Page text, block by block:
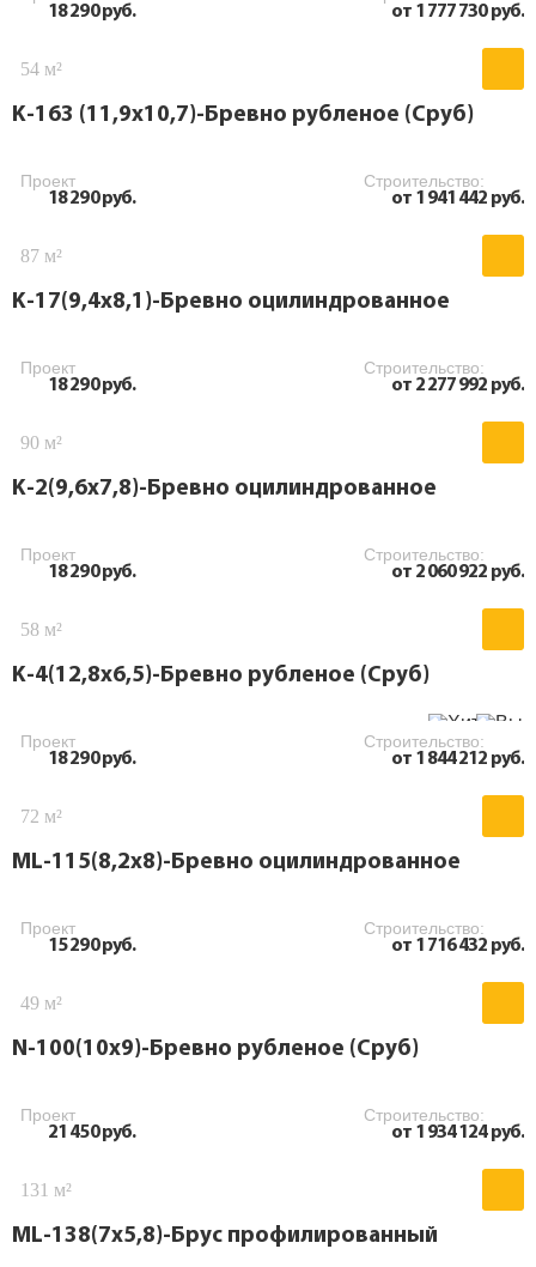
18 290 руб.
от 1 777 730 руб.
54 м²
K-163 (11,9х10,7)-Бревно рубленое (Сруб)
Проект
18 290 руб.
Строительство:
от 1 941 442 руб.
87 м²
K-17(9,4х8,1)-Бревно оцилиндрованное
Проект
18 290 руб.
Строительство:
от 2 277 992 руб.
90 м²
K-2(9,6х7,8)-Бревно оцилиндрованное
Проект
18 290 руб.
Строительство:
от 2 060 922 руб.
58 м²
K-4(12,8х6,5)-Бревно рубленое (Сруб)
Проект
18 290 руб.
Строительство:
от 1 844 212 руб.
72 м²
ML-115(8,2х8)-Бревно оцилиндрованное
Проект
15 290 руб.
Строительство:
от 1 716 432 руб.
49 м²
N-100(10х9)-Бревно рубленое (Сруб)
Проект
21 450 руб.
Строительство:
от 1 934 124 руб.
131 м²
ML-138(7х5,8)-Брус профилированный